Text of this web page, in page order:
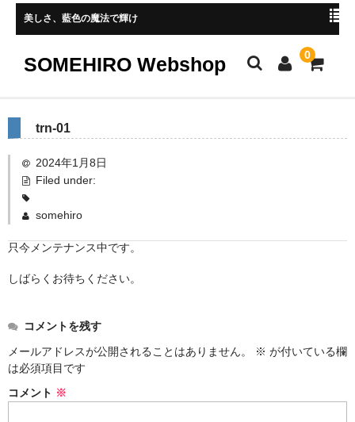
美しさ、藍色の魔法で輝け
SOMEHIRO Webshop 0
レディース
メンズ
小物
マスク
ストール、マフラー
手ぬぐい
trn-01
2024年1月8日
Filed under:
somehiro
只今メンテナンス中です。
しばらくお待ちください。
コメントを残す
メールアドレスが公開されることはありません。
※ が付いている欄
は必須項目です
コメント ※